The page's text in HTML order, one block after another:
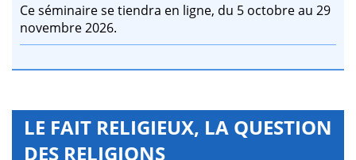
Ce séminaire se tiendra en ligne, du 5 octobre au 29
novembre 2026.
LE FAIT RELIGIEUX, LA QUESTION
DES RELIGIONS